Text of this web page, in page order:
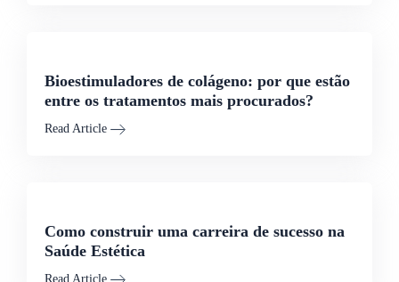
Bioestimuladores de colágeno: por que estão
entre os tratamentos mais procurados?
Read Article
Como construir uma carreira de sucesso na
Saúde Estética
Read Article